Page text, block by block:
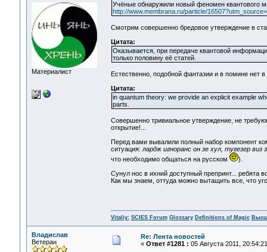
Материалист
Учёные обнаружили новый феномен квантового
http://www.membrana.ru/particle/
Смотрим совершенно бредовое утверждение в
Цитата:
Оказывается, при передаче квантовой
только половину её статей.
Естественно, подобной фантазии и в помине нет в
Цитата:
in quantum theory: we provide an explicit example
parts.
Совершенно тривиальное утверждение, не
открытие!...
Перед вами вывалили полный набор компонент
ситуация: лардж игноранс он зе хул, тугезер
что необходимо общаться на русском
).
Сунул нос в ихний доступный препринт... ребята
Как мы знаем, оттуда можно вытащить все, что
Vitaliy: SCIES Forum Glossary Definitions of Magic
Владислав
Ветеран
Re: Лента новостей
« Ответ #1281 : 05 Августа 2011,